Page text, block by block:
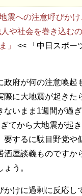
震への注意呼びか
や社会を巻き込む
」
<< 「中日スポー
政府が何の注意喚起
際に大地震が起きた
ないまま1週間が過
てから大地震が起
要するに駄目野党や
酒屋談義ものですか
う。
かけに過剰に反応し